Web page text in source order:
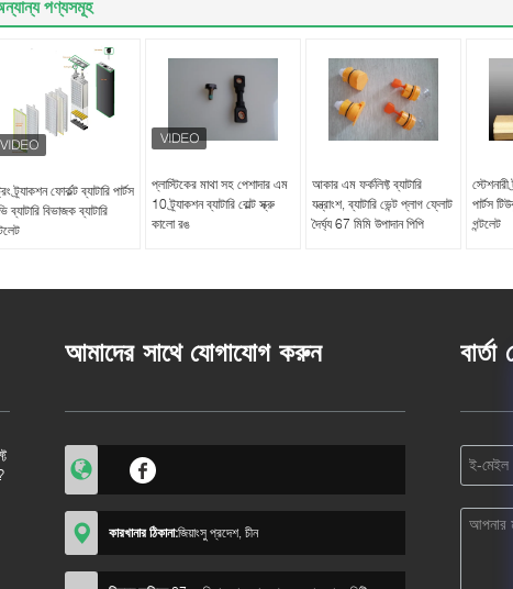
পণ্যসমূহ
ট্র্যাকশন ফোর্কল্ট ব্যাটারি পার্টস
ব্যাটারি বিভাজক ব্যাটারি
প্লাস্টিকের মাথা সহ পেশাদার এম
10 ট্র্যাকশন ব্যাটারি বোল্ট স্ক্রু
কালো রঙ
আকার এম ফর্কলিফ্ট ব্যাটারি
যন্ত্রাংশ, ব্যাটারি ভেন্ট প্লাগ ফ্লোট
দৈর্ঘ্য 67 মিমি উপাদান পিপি
স্টেশনারী
পার্টস
গন্টলেট
আমাদের সাথে যোগাযোগ করুন
কারখানার ঠিকানা:জিয়াংসু প্রদেশ, চীন
বার্তা